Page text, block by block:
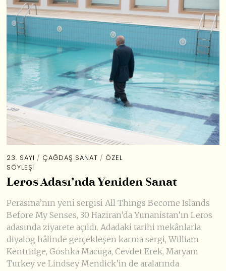
23. SAYI / ÇAĞDAŞ SANAT / ÖZEL
SÖYLEŞI
Leros Adası’nda Yeniden Sanat
Perasma’nın yeni sergisi All Things Become Islands
Before My Senses, 30 Haziran’da Yunanistan’ın Leros
adasında ziyarete açıldı. Adadaki tarihi mekânlarla
diyalog hâlinde gerçekleşen karma sergi, William
Kentridge, Goshka Macuga, Cevdet Erek, Maryam
Turkey ve Lindsey Mendick’in de aralarında